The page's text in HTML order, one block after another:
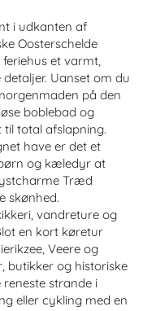
i udkanten af
Oosterschelde
et varmt,
Uanset om du
på den
boblebad og
til total afslapning.
have er det et
og kæledyr at
Træd
skønhed.
vandreture og
en kort køretur
Veere og
butikker og historiske
strande i
eller cykling med en